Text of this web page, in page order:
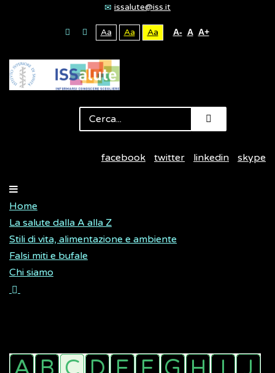
issalute@iss.it
Aa Aa Aa A- A A+
facebook twitter linkedin skype
Home
La salute dalla A alla Z
Stili di vita, alimentazione e ambiente
Falsi miti e bufale
Chi siamo